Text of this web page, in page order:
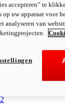
accepteren” te
op uw apparaat voor
analyseren van